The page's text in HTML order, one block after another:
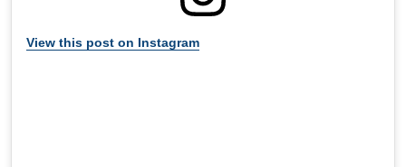
View this post on Instagram